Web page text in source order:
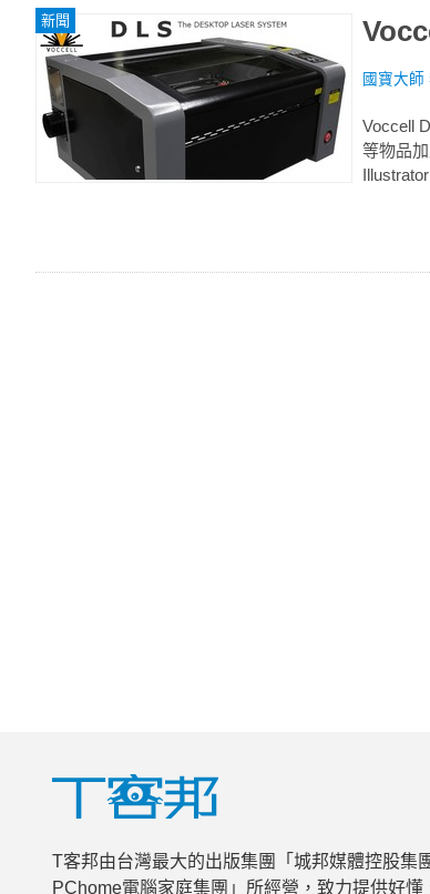
新聞
國寶大師
Voccell
等物品
T客邦由台灣最大的出版集團「城邦媒體控股集
PChome電腦家庭集團」所經營，致力提供好懂